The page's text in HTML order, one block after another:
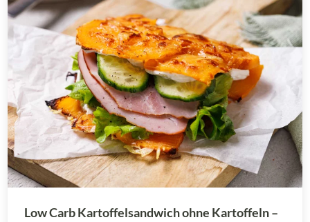
Low Carb Kartoffelsandwich ohne Kartoffeln –